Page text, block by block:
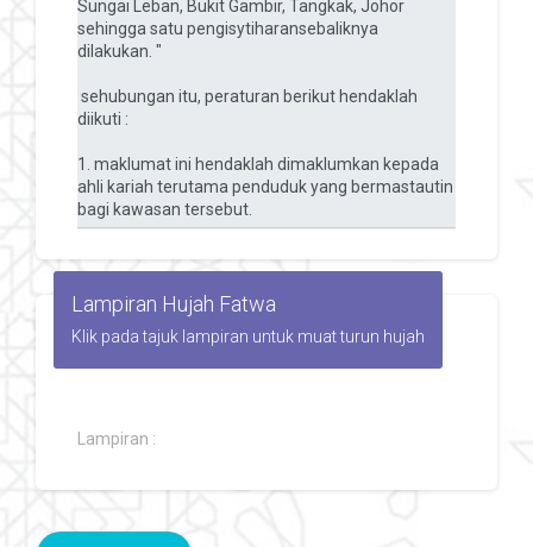
Lampiran Hujah Fatwa
Klik pada tajuk lampiran untuk muat turun hujah
Lampiran :